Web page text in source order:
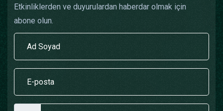
Etkinliklerden ve duyurulardan haberdar olmak için
abone olun.